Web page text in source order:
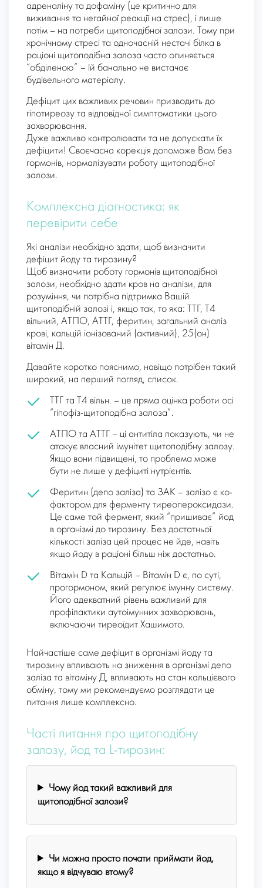
адреналіну та дофаміну (це критично для
виживання та негайної реакції на стрес), і лише
потім – на потреби щитоподібної залози. Тому при
хронічному стресі та одночасній нестачі білка в
раціоні щитоподібна залоза часто опиняється
“обділеною” – їй банально не вистачає
будівельного матеріалу.
Дефіцит цих важливих речовин призводить до
гіпотиреозу та відповідної симптоматики цього
захворювання.
Дуже важливо контролювати та не допускати їх
дефіцити! Своєчасна корекція допоможе Вам без
гормонів, нормалізувати роботу щитоподібної
залози.
Комплексна діагностика: як
перевірити себе
Які аналізи необхідно здати, щоб визначити
дефіцит йоду та тирозину?
Щоб визначити роботу гормонів щитоподібної
залози, необхідно здати кров на аналізи, для
розуміння, чи потрібна підтримка Вашій
щитоподібній залозі і, якщо так, то яка: ТТГ, Т4
вільний, АТПО, АТТГ, феритин, загальний аналіз
крові, кальцій іонізований (активний), 25(он)
вітамін Д.
Давайте коротко пояснимо, навіщо потрібен такий
широкий, на перший погляд, список.
ТТГ та Т4 вільн. – це пряма оцінка роботи осі
“гіпофіз-щитоподібна залоза”.
АТПО та АТТГ – ці антитіла показують, чи не
атакує власний імунітет щитоподібну залозу.
Якщо вони підвищені, то проблема може
бути не лише у дефіциті нутрієнтів.
Феритин (депо заліза) та ЗАK – залізо є ко-
фактором для ферменту тиреопероксидази.
Це саме той фермент, який “пришиває” йод
в організмі до тирозину. Без достатньої
кількості заліза цей процес не йде, навіть
якщо йоду в раціоні більш ніж достатньо.
Вітамін D та Кальцій – Вітамін D є, по суті,
прогормоном, який регулює імунну систему.
Його адекватний рівень важливий для
профілактики аутоімунних захворювань,
включаючи тиреоїдит Хашимото.
Найчастіше саме дефіцит в організмі йоду та
тирозину впливають на зниження в організмі депо
заліза та вітаміну Д, впливають на стан кальцієвого
обміну, тому ми рекомендуємо розглядати це
питання лише комплексно.
Часті питання про щитоподібну
залозу, йод та L-тирозин:
Чому йод такий важливий для
щитоподібної залози?
Чи можна просто почати приймати йод,
якщо я відчуваю втому?